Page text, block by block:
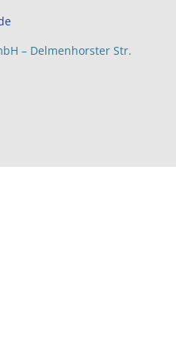
– Delmenhorster Str.